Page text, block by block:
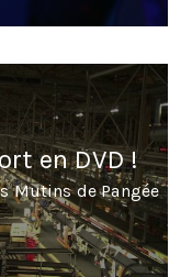
en DVD !
Mutins de Pangée